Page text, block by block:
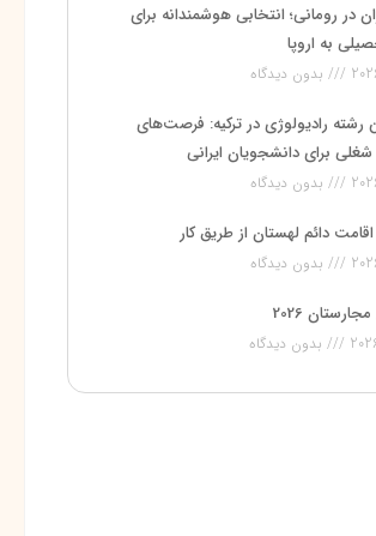
در رومانی؛ انتخابی هوشمندانه برای
به اروپا
بدون دیدگاه
رشته رادیولوژی در ترکیه: فرصت‌های
برای دانشجویان ایرانی
بدون دیدگاه
دائم لهستان از طریق کار
بدون دیدگاه
2026
بدون دیدگاه